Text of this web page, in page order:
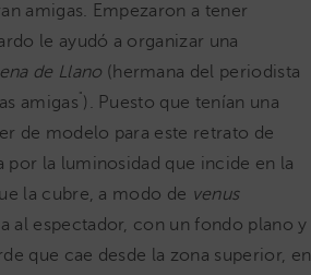
amigas. Empezaron a tener
le ayudó a organizar una
de Llano (hermana del periodista
amigas"). Puesto que tenían una
de modelo para este retrato de
la luminosidad que incide en la
la cubre, a modo de venus
al espectador, con un fondo plano y
que cae desde la zona superior, en